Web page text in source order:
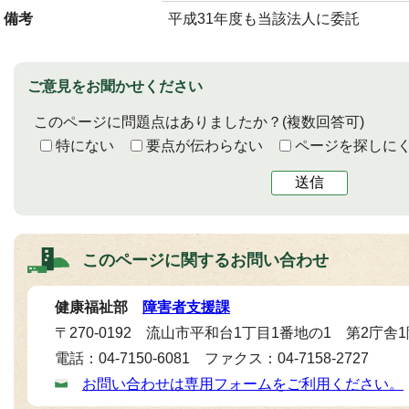
備考 平成31年度も当該法人に委託
ご意見をお聞かせください
このページに問題点はありましたか？ (複数回答可)
特にない
要点が伝わらない ページを探しに
送信
このページに関するお問い合わせ
健康福祉部
障害者支援課
〒270-0192 流山市平和台1丁目1番地の1 第2庁舎1
電話：04-7150-6081 ファクス：04-7158-2727
お問い合わせは専用フォームをご利用ください。